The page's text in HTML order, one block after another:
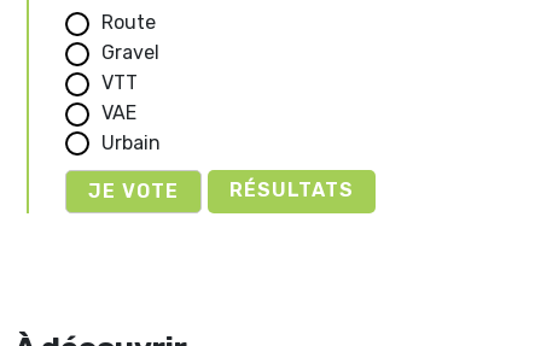
Route
Gravel
VTT
VAE
Urbain
RÉSULTATS